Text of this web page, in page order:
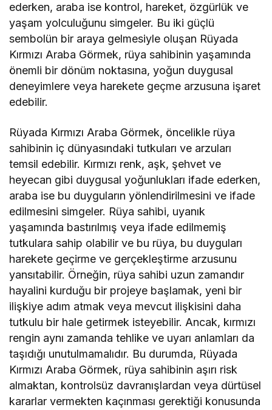
ederken, araba ise kontrol, hareket, özgürlük ve
yaşam yolculuğunu simgeler. Bu iki güçlü
sembolün bir araya gelmesiyle oluşan Rüyada
Kırmızı Araba Görmek, rüya sahibinin yaşamında
önemli bir dönüm noktasına, yoğun duygusal
deneyimlere veya harekete geçme arzusuna işaret
edebilir.
Rüyada Kırmızı Araba Görmek, öncelikle rüya
sahibinin iç dünyasındaki tutkuları ve arzuları
temsil edebilir. Kırmızı renk, aşk, şehvet ve
heyecan gibi duygusal yoğunlukları ifade ederken,
araba ise bu duyguların yönlendirilmesini ve ifade
edilmesini simgeler. Rüya sahibi, uyanık
yaşamında bastırılmış veya ifade edilmemiş
tutkulara sahip olabilir ve bu rüya, bu duyguları
harekete geçirme ve gerçekleştirme arzusunu
yansıtabilir. Örneğin, rüya sahibi uzun zamandır
hayalini kurduğu bir projeye başlamak, yeni bir
ilişkiye adım atmak veya mevcut ilişkisini daha
tutkulu bir hale getirmek isteyebilir. Ancak, kırmızı
rengin aynı zamanda tehlike ve uyarı anlamları da
taşıdığı unutulmamalıdır. Bu durumda, Rüyada
Kırmızı Araba Görmek, rüya sahibinin aşırı risk
almaktan, kontrolsüz davranışlardan veya dürtüsel
kararlar vermekten kaçınması gerektiği konusunda